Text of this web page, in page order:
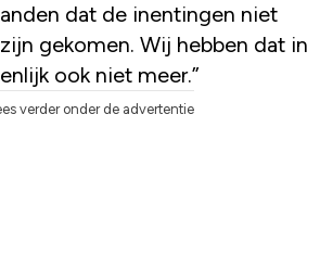
dat de inentingen niet
gekomen. Wij hebben dat in
ook niet meer.”
verder onder de advertentie